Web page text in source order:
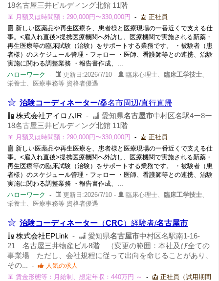
18名古屋三井ビルディング北館 11階
月額又は時間額：290,000円〜330,000円 -
正社員
新しい医薬品や再生医療を、患者様と医療現場の一番近くで支える仕
事。<雇入れ直後>提携医療機関へ外訪し、医療機関で実施される新薬・
再生医療等の臨床試験（治験）をサポートする業務です。 ・被験者（患
者様）のスケジュール管理・フォロー ・医師、看護師等との連携、治験
実施に関わる調整業務 ・報告書作成、...
ハローワーク
- 更新日:2026/7/10 - 臨床心理士、 臨床工学技士
栄養士、医療事務等 資格者優遇
治験コーディネーター/桑名市周辺/直行直帰
株式会社アイロムIR - 愛知県名古屋市中村区名駅4ー8ー
18名古屋三井ビルディング北館 11階
月額又は時間額：290,000円〜330,000円 -
正社員
新しい医薬品や再生医療を、患者様と医療現場の一番近くで支える仕
事。<雇入れ直後>提携医療機関へ外訪し、医療機関で実施される新薬・
再生医療等の臨床試験（治験）をサポートする業務です。 ・被験者（患
者様）のスケジュール管理・フォロー ・医師、看護師等との連携、治験
実施に関わる調整業務 ・報告書作成、...
ハローワーク
- 更新日:2026/7/10 - 臨床心理士、 臨床工学技士
栄養士、医療事務等 資格者優遇
治験コーディネーター （CRC）経験者/名古屋市
株式会社EPLink - 愛知県名古屋市中村区名駅南1-16-
21 名古屋三井物産ビル8階 （変更の範囲：本社及び全ての
事業場 ただし、会社規程に従って出向を命じることがあり、
その... -
人気の求人
賃金形態等：月給制、想定年収：440万円 ～
-
正社員（試用期間